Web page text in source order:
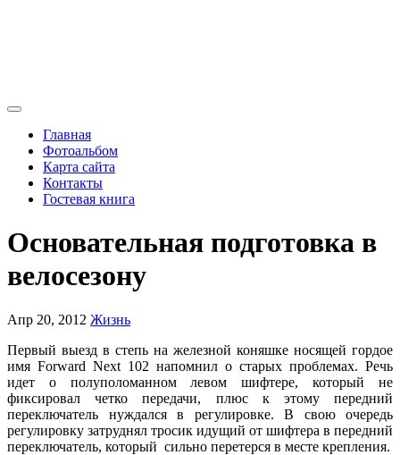
Главная
Фотоальбом
Карта сайта
Контакты
Гостевая книга
Основательная подготовка в
велосезону
Апр 20, 2012 Жизнь
Первый выезд в степь на железной коняшке носящей гордое
имя Forward Next 102 напомнил о старых проблемах. Речь
идет о полуполоманном левом шифтере, который не
фиксировал четко передачи, плюс к этому передний
переключатель нуждался в регулировке. В свою очередь
регулировку затруднял тросик идущий от шифтера в передний
переключатель, который сильно перетерся в месте крепления.